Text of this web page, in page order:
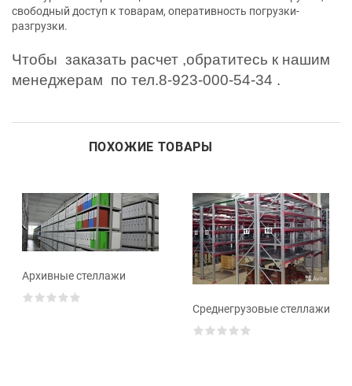
свободный доступ к товарам, оперативность погрузки-
разгрузки.
Чтобы заказать расчет ,обратитесь к нашим
менеджерам по тел.8-923-000-54-34 .
ПОХОЖИЕ ТОВАРЫ
Архивные стеллажи
Среднегрузовые стеллажи